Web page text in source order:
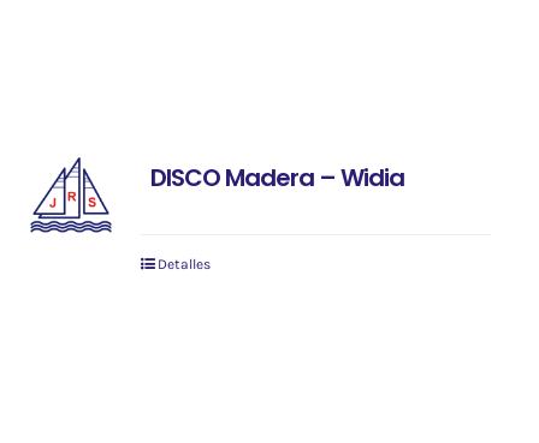
DISCO Madera – Widia
Detalles